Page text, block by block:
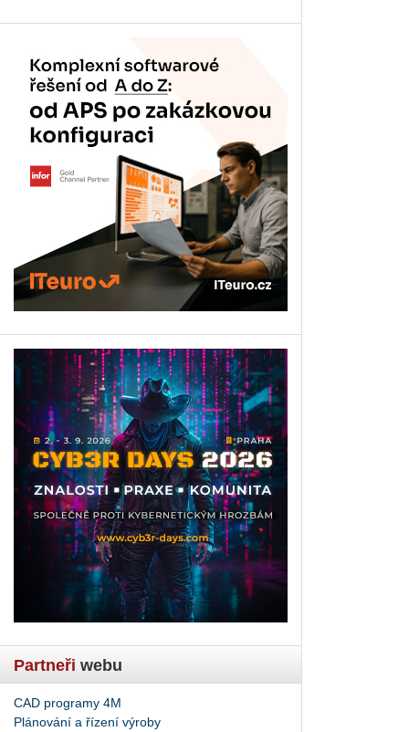
Partneři webu
CAD programy 4M
Plánování a řízení výroby